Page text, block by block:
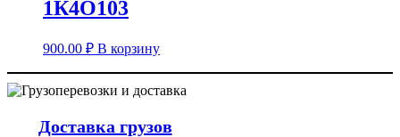
1К4О103
900.00 ₽ В корзину
Доставка грузов